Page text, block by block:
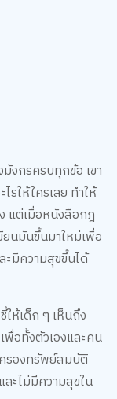
รให้ใครเลย ทำให้
แต่เมื่อหนังสือกฎ
นมันขึ้นมาใหม่เพื่อ
ะมีความสุขขึ้นได้
ห้เด็ก ๆ เห็นถึง
อทั้งตัวเองและคน
รองทรัพย์สมบัติ
ะไม่มีความสุขใน